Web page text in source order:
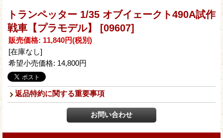
トランペッター 1/35 オブイェークト490A試作
戦車【プラモデル】
[09607]
販売価格: 11,840円(税別)
[在庫なし]
希望小売価格: 14,800円
返品特約に関する重要事項